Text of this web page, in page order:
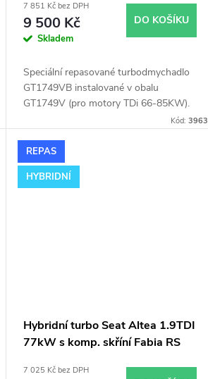
7 851 Kč bez DPH
9 500 Kč
Skladem
DO KOŠÍKU
Speciální repasované turbodmychadlo
GT1749VB instalované v obalu
GT1749V (pro motory TDi 66-85KW).
Seat Alhambra 1.9TDi 85kW AUY.
Kód: 3963
REPAS
HYBRIDNÍ
Hybridní turbo Seat Altea 1.9TDI
77kW s komp. skříní Fabia RS
7 025 Kč bez DPH